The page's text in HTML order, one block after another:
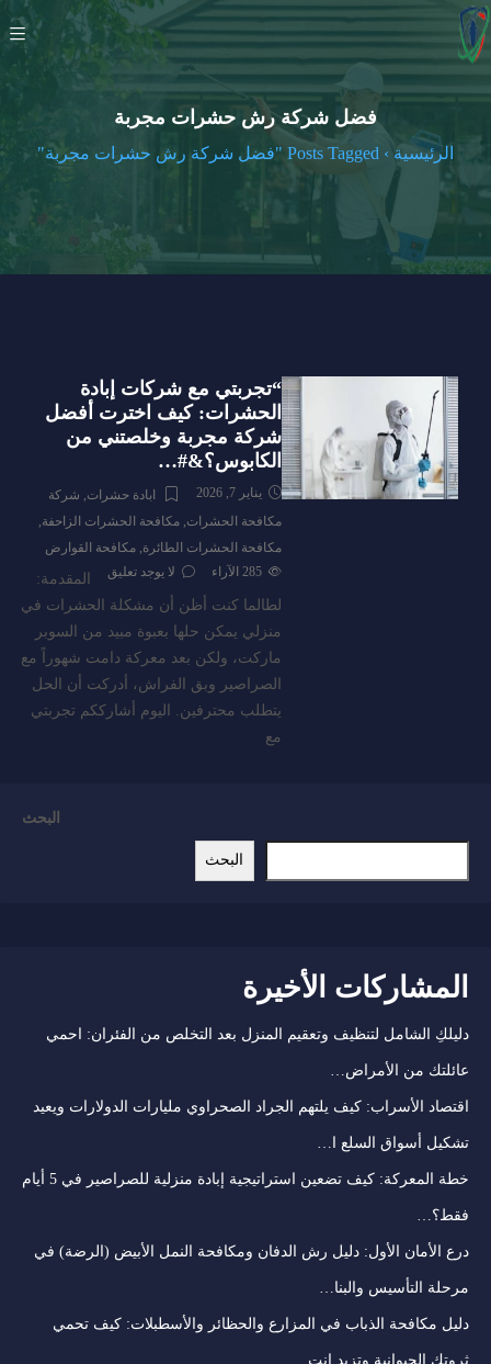
فضل شركة رش حشرات مجربة
الرئيسية › Posts Tagged "فضل شركة رش حشرات مجربة"
“تجربتي مع شركات إبادة
الحشرات: كيف اخترت أفضل
شركة مجربة وخلصتني من
الكابوس؟&#…
يناير 7, 2026 ابادة حشرات, شركة
مكافحة الحشرات,مكافحة الحشرات الزاحفة,
مكافحة الحشرات الطائرة,مكافحة القوارض
لا يوجد تعليق
285 الآراء
المقدمة:
لطالما كنت أظن أن مشكلة الحشرات في
منزلي يمكن حلها بعبوة مبيد من السوبر
ماركت، ولكن بعد معركة دامت شهوراً مع
الصراصير وبق الفراش، أدركت أن الحل
يتطلب محترفين. اليوم أشارككم تجربتي
مع
البحث
البحث
المشاركات الأخيرة
دليلكِ الشامل لتنظيف وتعقيم المنزل بعد التخلص من الفئران: احمي
عائلتك من الأمراض…
اقتصاد الأسراب: كيف يلتهم الجراد الصحراوي مليارات الدولارات ويعيد
تشكيل أسواق السلع ا…
خطة المعركة: كيف تضعين استراتيجية إبادة منزلية للصراصير في 5 أيام
فقط؟…
درع الأمان الأول: دليل رش الدفان ومكافحة النمل الأبيض (الرضة) في
مرحلة التأسيس والبنا…
دليل مكافحة الذباب في المزارع والحظائر والأسطبلات: كيف تحمي
ثروتك الحيوانية وتزيد إنت…